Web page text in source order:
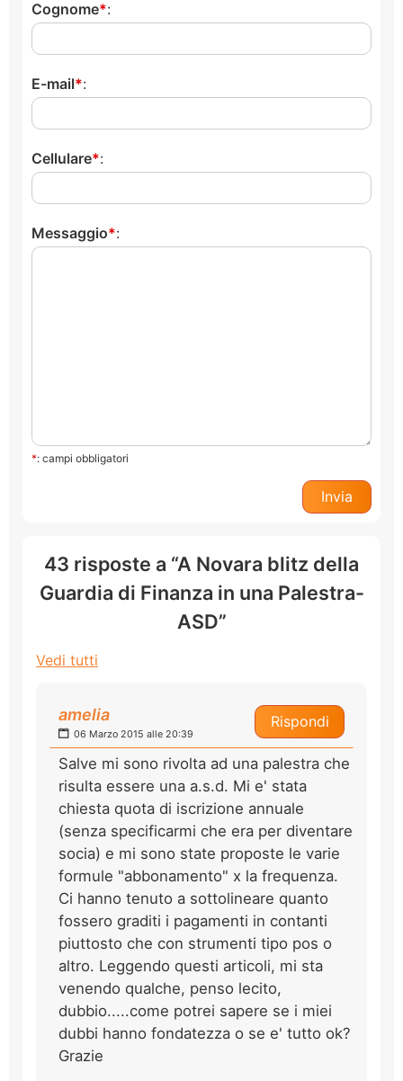
Cognome :
E-mail :
Cellulare :
Messaggio :
*: campi obbligatori
43 risposte a “A Novara blitz della
Guardia di Finanza in una Palestra-
ASD”
Vedi tutti
Rispondi
amelia
06 Marzo 2015 alle 20:39
Salve mi sono rivolta ad una palestra che
risulta essere una a.s.d. Mi e' stata
chiesta quota di iscrizione annuale
(senza specificarmi che era per diventare
socia) e mi sono state proposte le varie
formule "abbonamento" x la frequenza.
Ci hanno tenuto a sottolineare quanto
fossero graditi i pagamenti in contanti
piuttosto che con strumenti tipo pos o
altro. Leggendo questi articoli, mi sta
venendo qualche, penso lecito,
dubbio.....come potrei sapere se i miei
dubbi hanno fondatezza o se e' tutto ok?
Grazie